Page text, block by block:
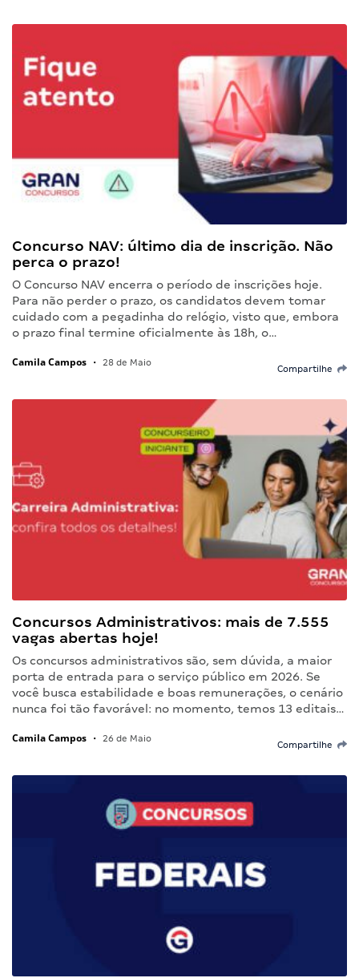
Concurso NAV: último dia de inscrição. Não
perca o prazo!
O Concurso NAV encerra o período de inscrições hoje.
Para não perder o prazo, os candidatos devem tomar
cuidado com a pegadinha do relógio, visto que, embora
o prazo final termine oficialmente às 18h, o…
Camila Campos • 28 de Maio
Compartilhe
Concursos Administrativos: mais de 7.555
vagas abertas hoje!
Os concursos administrativos são, sem dúvida, a maior
porta de entrada para o serviço público em 2026. Se
você busca estabilidade e boas remunerações, o cenário
nunca foi tão favorável: no momento, temos 13 editais…
Camila Campos • 26 de Maio
Compartilhe